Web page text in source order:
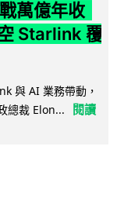
萬億年收
Starlink 覆
與 AI 業務帶動，
總裁 Elon...
閱讀